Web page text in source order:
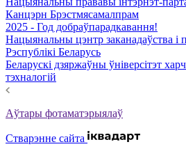
Канцэрн Брэстмясамалпрам
2025 - Год добраўпарадкавання!
Нацыянальны цэнтр заканадаўства і
Рэспублікі Беларусь
Беларускі дзяржаўны ўніверсітэт
тэхналогій
Аўтары фотаматэрыялаў
Стварэнне сайта